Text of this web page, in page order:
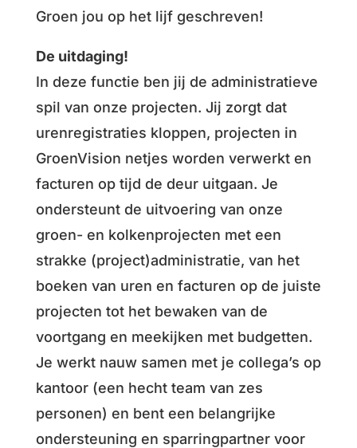
Groen jou op het lijf geschreven!
De uitdaging!
In deze functie ben jij de administratieve
spil van onze projecten. Jij zorgt dat
urenregistraties kloppen, projecten in
GroenVision netjes worden verwerkt en
facturen op tijd de deur uitgaan. Je
ondersteunt de uitvoering van onze
groen- en kolkenprojecten met een
strakke (project)administratie, van het
boeken van uren en facturen op de juiste
projecten tot het bewaken van de
voortgang en meekijken met budgetten.
Je werkt nauw samen met je collega’s op
kantoor (een hecht team van zes
personen) en bent een belangrijke
ondersteuning en sparringpartner voor